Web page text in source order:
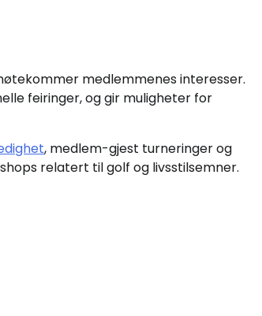
medlemmenes interesser.
feiringer, og gir muligheter for
, medlem-gjest turneringer og
relatert til golf og livsstilsemner.